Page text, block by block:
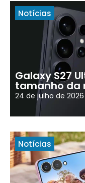
Notícias
Galaxy S27
tamanho da
24 de julho de 2026
Notícias